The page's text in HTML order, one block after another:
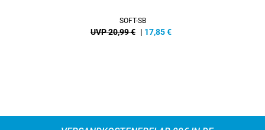
SOFT-SB
UVP 20,99 € | 17,85€